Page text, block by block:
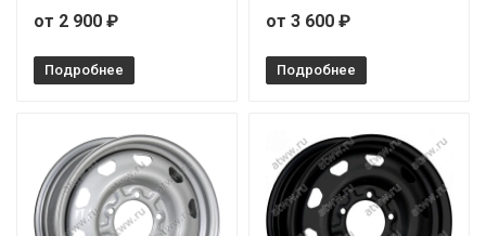
от 2 900 ₽
Подробнее
от 3 600 ₽
Подробнее